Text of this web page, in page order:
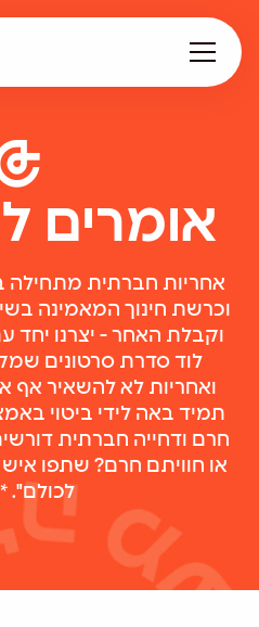
תפיסה חינוכית
המגזין
קריירה
en
אומרים
אחריות חברתית מתחילה
וכרשת חינוך המאמינה
וקבלת האחר - יצרנו יחד
לוד סדרת סרטונים
ואחריות לא להשאיר אף
תמיד באה לידי ביטוי
חרם ודחייה חברתית
או חוויתם חרם? שתפו איש
לכולם". *6312